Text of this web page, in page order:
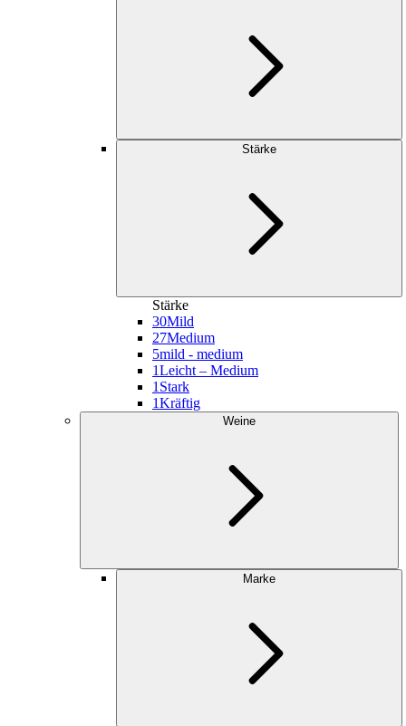
Stärke
Stärke
30Mild
27Medium
5mild - medium
1Leicht – Medium
1 Stark
1Kräftig
Weine
Marke